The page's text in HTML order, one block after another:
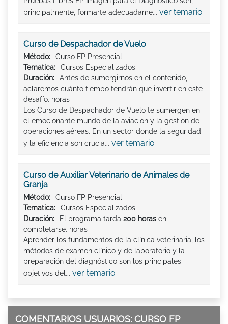
principalmente, formarte adecuadame... ver temario
Curso de Despachador de Vuelo
Método:
Curso FP Presencial
Tematica:
Cursos Especializados
Duración:
Antes de sumergirnos en el contenido,
aclaremos cuánto tiempo tendrán que invertir en este
desafío. horas
Los Curso de Despachador de Vuelo te sumergen en
el emocionante mundo de la aviación y la gestión de
operaciones aéreas. En un sector donde la seguridad
y la eficiencia son crucia... ver temario
Curso de Auxiliar Veterinario de Animales de
Granja
Método:
Curso FP Presencial
Tematica:
Cursos Especializados
Duración:
El programa tarda 200 horas en
completarse. horas
Aprender los fundamentos de la clínica veterinaria, los
métodos de examen clínico y de laboratorio y la
preparación del diagnóstico son los principales
objetivos del... ver temario
COMENTARIOS USUARIOS: CURSO FP